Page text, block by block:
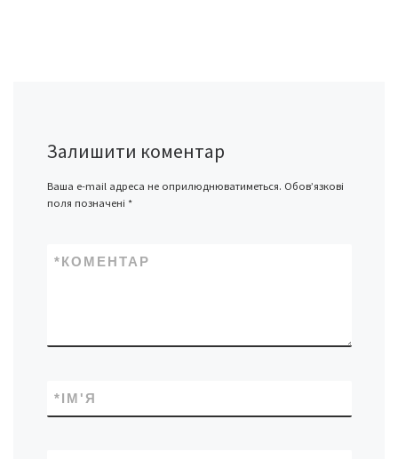
Залишити коментар
Ваша e-mail адреса не оприлюднюватиметься. Обов’язкові
поля позначені *
КОМЕНТАР
*
ІМ'Я
*